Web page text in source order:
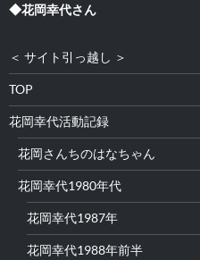
◆花岡幸代さん
＜ サイト引っ越し ＞
TOP
花岡幸代活動記録
花岡さんちのはなちゃん
花岡幸代1980年代
花岡幸代1987年
花岡幸代1988年前半